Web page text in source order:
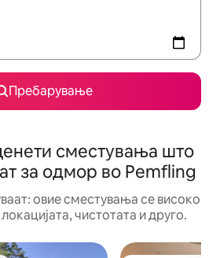
Пребарување
сместувања што
за одмор во Pemfling
овие сместувања се високо
чистотата и друго.